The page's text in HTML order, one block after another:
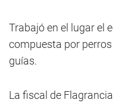
Trabajó en el lugar el
compuesta por
guías.
La fiscal de